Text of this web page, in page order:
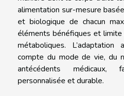
alimentation sur-mesure
et biologique de chacun
éléments bénéfiques et limite
métaboliques. L’adaptation
compte du mode de vie, du
antécédents médicaux,
personnalisée et durable.